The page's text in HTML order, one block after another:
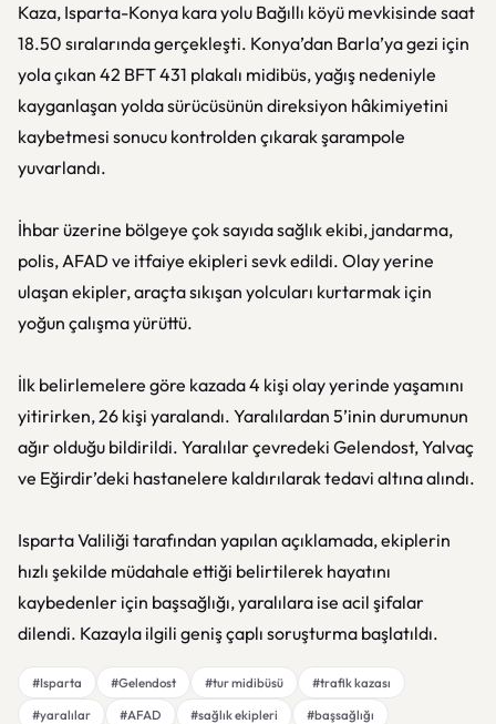
Kaza, Isparta-Konya kara yolu Bağıllı köyü mevkisinde saat
18.50 sıralarında gerçekleşti. Konya’dan Barla’ya gezi için
yola çıkan 42 BFT 431 plakalı midibüs, yağış nedeniyle
kayganlaşan yolda sürücüsünün direksiyon hâkimiyetini
kaybetmesi sonucu kontrolden çıkarak şarampole
yuvarlandı.
İhbar üzerine bölgeye çok sayıda sağlık ekibi, jandarma,
polis, AFAD ve itfaiye ekipleri sevk edildi. Olay yerine
ulaşan ekipler, araçta sıkışan yolcuları kurtarmak için
yoğun çalışma yürüttü.
İlk belirlemelere göre kazada 4 kişi olay yerinde yaşamını
yitirirken, 26 kişi yaralandı. Yaralılardan 5’inin durumunun
ağır olduğu bildirildi. Yaralılar çevredeki Gelendost, Yalvaç
ve Eğirdir’deki hastanelere kaldırılarak tedavi altına alındı.
Isparta Valiliği tarafından yapılan açıklamada, ekiplerin
hızlı şekilde müdahale ettiği belirtilerek hayatını
kaybedenler için başsağlığı, yaralılara ise acil şifalar
dilendi. Kazayla ilgili geniş çaplı soruşturma başlatıldı.
#Isparta #Gelendost #tur midibüsü
#trafik kazası
#yaralılar
#AFAD #sağlık ekipleri #başsağlığı